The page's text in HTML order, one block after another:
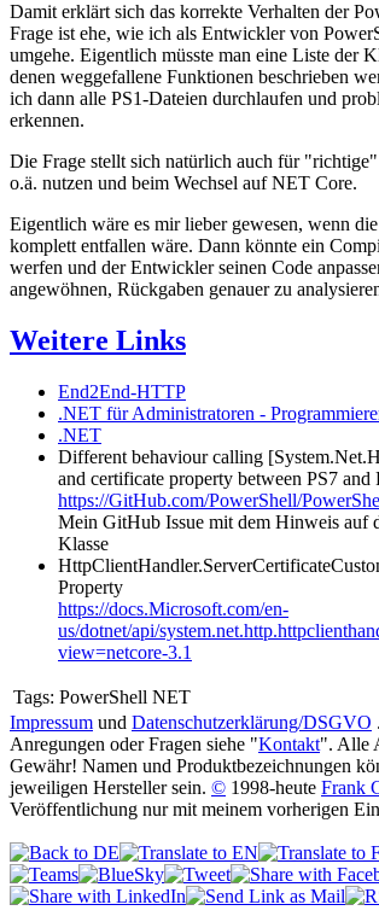
Damit erklärt sich das korrekte Verhalten der
Frage ist ehe, wie ich als Entwickler von
umgehe. Eigentlich müsste man eine Liste der
denen weggefallene Funktionen beschrieben
ich dann alle PS1-Dateien durchlaufen und
erkennen.
Die Frage stellt sich natürlich auch für
o.ä. nutzen und beim Wechsel auf NET Core.
Eigentlich wäre es mir lieber gewesen, wenn
komplett entfallen wäre. Dann könnte ein
werfen und der Entwickler seinen Code
angewöhnen, Rückgaben genauer zu
Weitere Links
End2End-HTTP
.NET für Administratoren -
.NET
Different behaviour calling
and certificate property between PS7 and
https://GitHub.com/PowerShell/
Mein GitHub Issue mit dem Hinweis auf
Klasse
Property
https://docs.Microsoft.com/en-
us/dotnet/api/
view=netcore-3.1
Tags: PowerShell NET
Impressum und Datenschutzerklärung/DSGVO
Anregungen oder Fragen siehe "Kontakt". Alle
Gewähr! Namen und Produktbezeichnungen
jeweiligen Hersteller sein. © 1998-heute Frank
Veröffentlichung nur mit meinem vorherigen